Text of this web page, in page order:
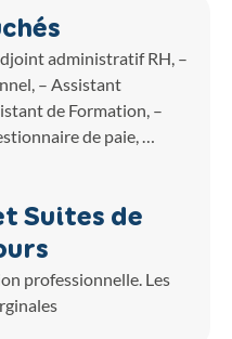
administratif RH, –
– Assistant
de Formation, –
de paie, …
Suites de
professionnelle. Les